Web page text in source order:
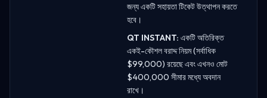
জন্য একটি সহায়তা টিকেট উত্থাপন করতে
হবে।
QT INSTANT: একটি অতিরিক্ত
একই-কৌশল বরাদ্দ নিয়ম (সর্বাধিক
$99,000) রয়েছে এবং এখনও মোট
$400,000 সীমার মধ্যে অবদান
রাখে।